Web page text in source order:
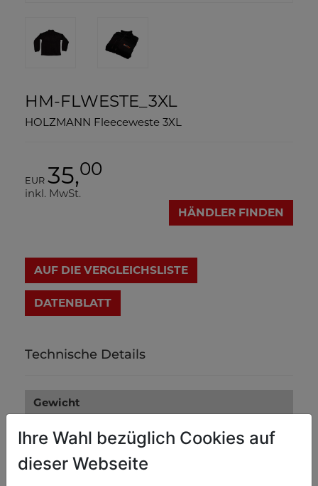
HM-FLWESTE_3XL
HOLZMANN Fleeceweste 3XL
EUR 35,00
inkl. MwSt.
HÄNDLER FINDEN
AUF DIE VERGLEICHSLISTE
DATENBLATT
Technische Details
Gewicht
0.16
Ihre Wahl bezüglich Cookies auf
dieser Webseite